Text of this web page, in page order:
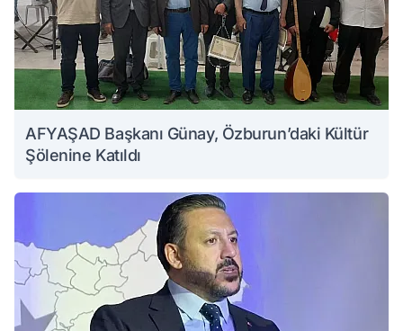
AFYAŞAD Başkanı Günay, Özburun’daki Kültür
Şölenine Katıldı